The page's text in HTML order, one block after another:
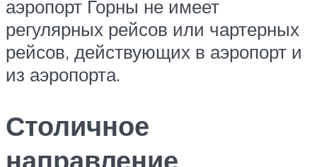
аэропорт Горны не имеет
регулярных рейсов или чартерных
рейсов, действующих в аэропорт и
из аэропорта.
Столичное